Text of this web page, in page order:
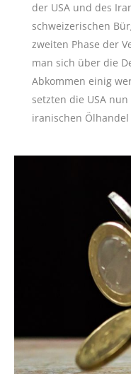
der USA und des
schweizerischen
zweiten Phase der
man sich über die
Abkommen einig
setzten die USA
iranischen